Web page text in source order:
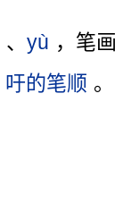
、yù ，笔画
吁的笔顺 。